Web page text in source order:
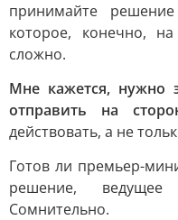
принимайте
которое, конечно,
сложно.
Мне кажется, нужно
отправить на
действовать, а не
Готов ли премьер-
решение,
Сомнительно.